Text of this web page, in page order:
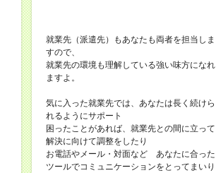
就業先（派遣先）もあなたも両者を担当しま
すので、
就業先の環境も理解している強い味方になれ
ますよ。
気に入った就業先では、あなたは長く続けら
れるようにサポート
困ったことがあれば、就業先との間に立って
解決に向けて調整をしたり
お電話やメール・対面など あなたに合った
ツールでコミュニケーションをとってまいり